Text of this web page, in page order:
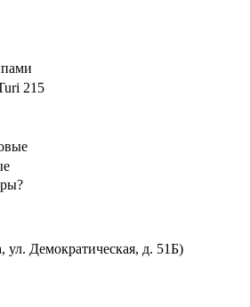
215
ул. Демократическая, д. 51Б)